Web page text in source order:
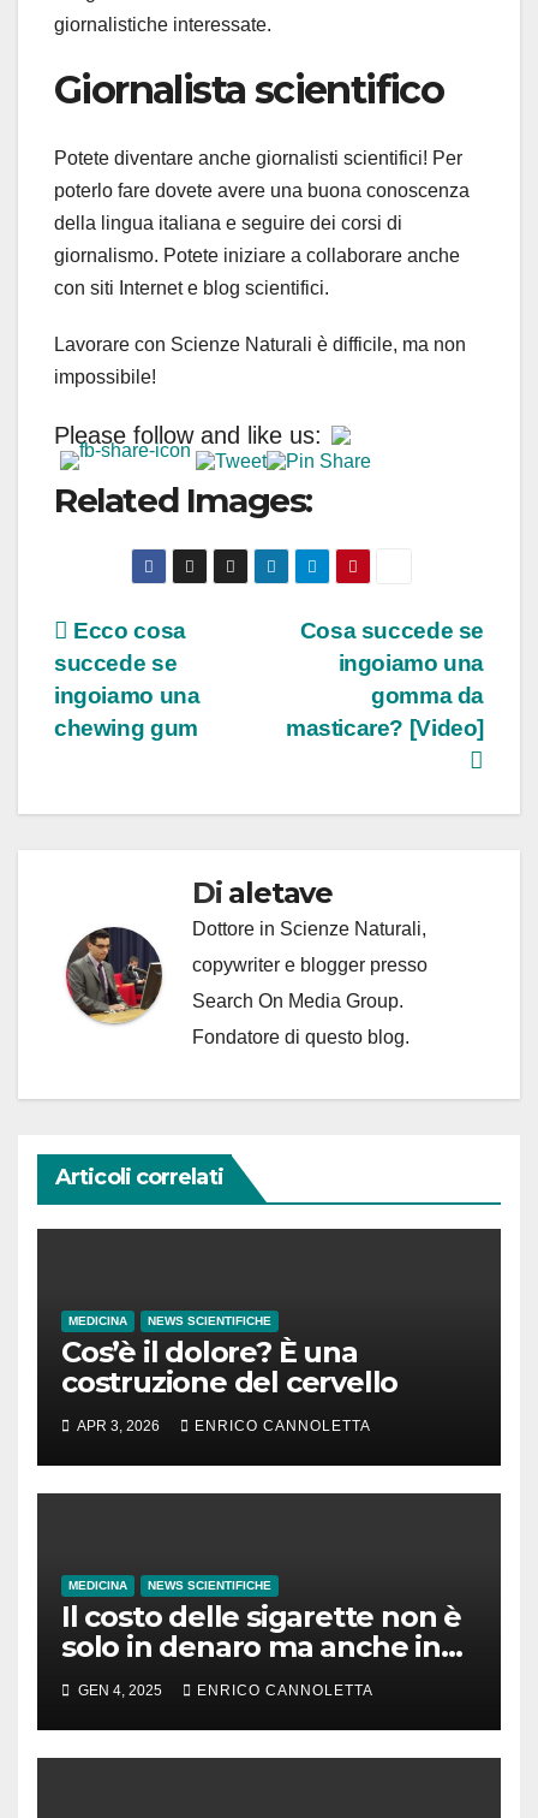
giornalistiche interessate.
Giornalista scientifico
Potete diventare anche giornalisti scientifici! Per
poterlo fare dovete avere una buona conoscenza
della lingua italiana e seguire dei corsi di
giornalismo. Potete iniziare a collaborare anche
con siti Internet e blog scientifici.
Lavorare con Scienze Naturali è difficile, ma non
impossibile!
Please follow and like us:
Related Images:
Navigazione
articoli
Cosa succede se
ingoiamo una
gomma da
masticare? [Video]
Ecco cosa
succede se
ingoiamo una
chewing gum
Di aletave
Dottore in Scienze Naturali,
copywriter e blogger presso
Search On Media Group.
Fondatore di questo blog.
Articoli correlati
MEDICINA NEWS SCIENTIFICHE
Cos’è il dolore? È una
costruzione del cervello
APR 3, 2026 ENRICO CANNOLETTA
MEDICINA NEWS SCIENTIFICHE
Il costo delle sigarette non è
solo in denaro ma anche in
tempo di vita
GEN 4, 2025 ENRICO CANNOLETTA